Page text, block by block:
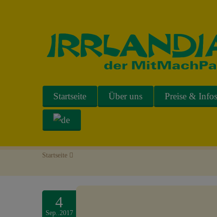
Startseite Über uns Preise & Infos
Startseite >
4
Sep..2017